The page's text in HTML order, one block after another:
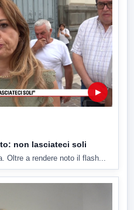
▶
non lasciateci soli
Oltre a rendere noto il flash...